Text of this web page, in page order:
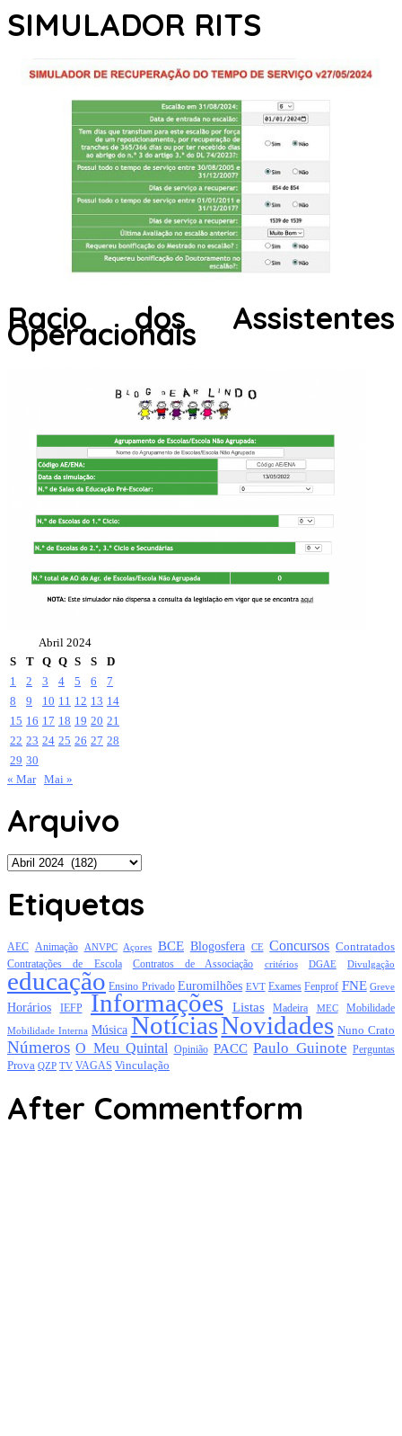
SIMULADOR RITS
Racio dos Assistentes
Operacionais
Abril 2024
S
T Q Q S S
D
1
2 3 4 5 6
7
8
9 10 11 12 13 14
15 16 17 18 19 20 21
22 23 24 25 26 27 28
29 30
« Mar Mai »
Arquivo
Arquivo
Etiquetas
AEC Animação ANVPC Açores BCE Blogosfera CE Concursos Contratados
Contratações de Escola Contratos de Associação critérios DGAE Divulgação
educação Ensino Privado Euromilhões EVT Exames Fenprof FNE Greve
Horários IEFP Informações Listas Madeira MEC Mobilidade
Mobilidade Interna Música NotíciasNovidades Nuno Crato
Números O Meu Quintal Opinião PACC Paulo Guinote Perguntas
Prova QZP TV VAGAS Vinculação
After Commentform